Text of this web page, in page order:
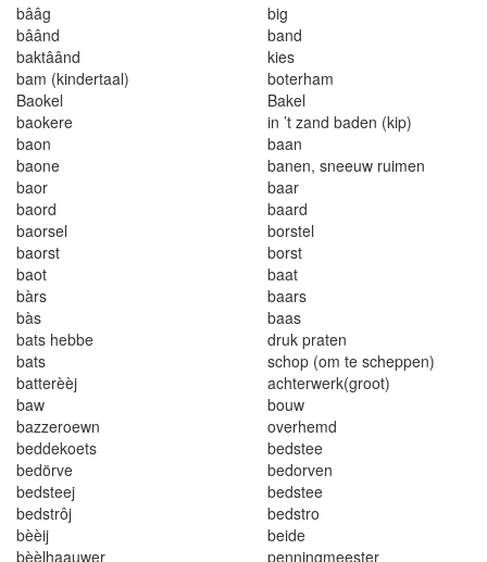
bââg
big
bâând
band
baktâând
kies
bam (kindertaal)
boterham
Baokel
Bakel
baokere
in ’t zand baden (kip)
baon
baan
baone
banen, sneeuw ruimen
baor
baar
baord
baard
baorsel
borstel
baorst
borst
baot
baat
bàrs
baars
bàs
baas
bats hebbe
druk praten
bats
schop (om te scheppen)
batterèèj
achterwerk(groot)
baw
bouw
bazzeroewn
overhemd
beddekoets
bedstee
bedörve
bedorven
bedsteej
bedstee
bedstrôj
bedstro
bèèij
beide
bèèlhaauwer
penningmeester